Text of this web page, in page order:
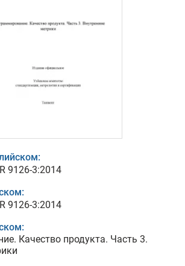
9126-3:2014
9126-3:2014
Качество продукта. Часть 3.